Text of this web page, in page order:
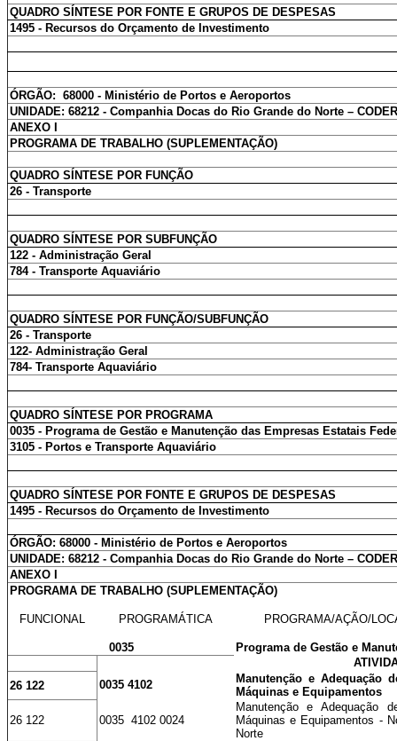
QUADRO SÍNTESE POR FONTE E GRUPOS DE DESPESAS
1495 - Recursos do Orçamento de Investimento
ÓRGÃO: 68000 - Ministério de Portos e Aeroportos
UNIDADE: 68212 - Companhia Docas do Rio Grande do Norte –
ANEXO I
PROGRAMA DE TRABALHO (SUPLEMENTAÇÃO)
QUADRO SÍNTESE POR FUNÇÃO
26 - Transporte
QUADRO SÍNTESE POR SUBFUNÇÃO
122 - Administração Geral
784 - Transporte Aquaviário
QUADRO SÍNTESE POR FUNÇÃO/SUBFUNÇÃO
26 - Transporte
122- Administração Geral
784- Transporte Aquaviário
QUADRO SÍNTESE POR PROGRAMA
0035 - Programa de Gestão e Manutenção das Empresas Estatais
3105 - Portos e Transporte Aquaviário
QUADRO SÍNTESE POR FONTE E GRUPOS DE DESPESAS
1495 - Recursos do Orçamento de Investimento
ÓRGÃO: 68000 - Ministério de Portos e Aeroportos
UNIDADE: 68212 - Companhia Docas do Rio Grande do Norte –
ANEXO I
PROGRAMA DE TRABALHO (SUPLEMENTAÇÃO)
FUNCIONAL PROGRAMÁTICA PROGRAMA/AÇÃO/
0035
Programa de Gestão e
26 122
0035 4102
Manutenção e Adequação
Máquinas e Equipamentos
26 122 0035 4102 0024
Manutenção e Adequação
Máquinas e Equipamentos -
Norte